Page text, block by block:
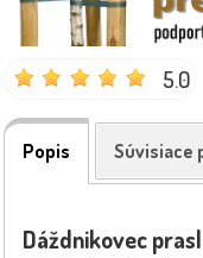
5.0
Popis Súvisiace
Dáždnikovec